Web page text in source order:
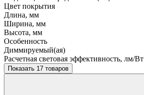
Цвет покрытия
Длина, мм
Ширина, мм
Высота, мм
Особенность
Диммируемый(ая)
Расчетная световая эффективность, лм/Вт
Показать 17 товаров